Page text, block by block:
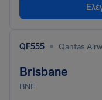
QF555 • Qantas
Brisbane
BNE